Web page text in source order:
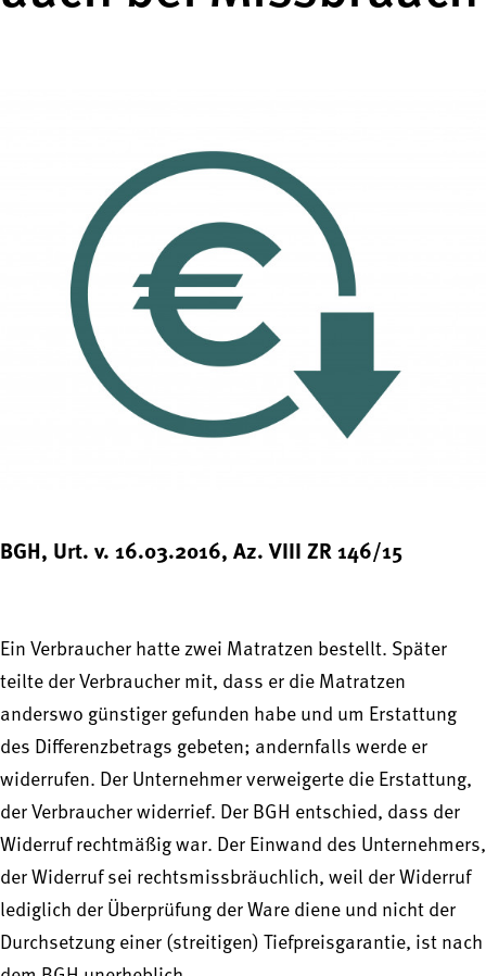
BGH, Urt. v. 16.03.2016, Az. VIII ZR 146/15
Ein Verbraucher hatte zwei Matratzen bestellt. Später
teilte der Verbraucher mit, dass er die Matratzen
anderswo günstiger gefunden habe und um Erstattung
des Differenzbetrags gebeten; andernfalls werde er
widerrufen. Der Unternehmer verweigerte die Erstattung,
der Verbraucher widerrief. Der BGH entschied, dass der
Widerruf rechtmäßig war. Der Einwand des Unternehmers,
der Widerruf sei rechtsmissbräuchlich, weil der Widerruf
lediglich der Überprüfung der Ware diene und nicht der
Durchsetzung einer (streitigen) Tiefpreisgarantie, ist nach